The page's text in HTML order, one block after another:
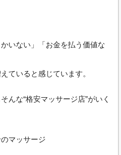
いない」「お金を払う価値な
ていると感じています。
んな“格安マッサージ店”がいく
マッサージ